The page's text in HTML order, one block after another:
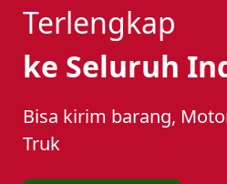
Terlengkap
ke Seluruh
Bisa kirim barang,
Truk